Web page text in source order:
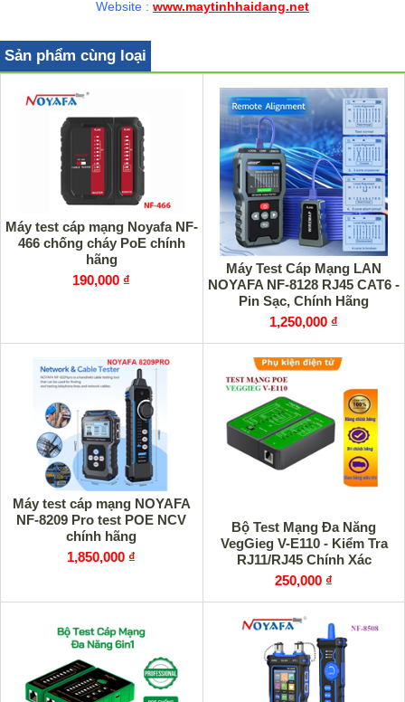
Website : www.maytinhhaidang.net
Sản phẩm cùng loại
Máy test cáp mạng Noyafa NF-
466 chống cháy PoE chính
hãng
190,000 ₫
Máy Test Cáp Mạng LAN
NOYAFA NF-8128 RJ45 CAT6 -
Pin Sạc, Chính Hãng
1,250,000 ₫
Máy test cáp mạng NOYAFA
NF-8209 Pro test POE NCV
chính hãng
1,850,000 ₫
Bộ Test Mạng Đa Năng
VegGieg V-E110 - Kiểm Tra
RJ11/RJ45 Chính Xác
250,000 ₫